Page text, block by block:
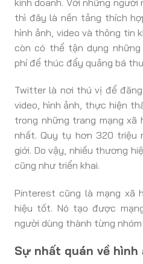
thì đây là nền tảng thích
hình ảnh, video và thông tin
còn có thể tận dụng
phí để thúc đẩy quảng bá
Twitter là nơi thú vị để
video, hình ảnh, thực hiện
trong những trang mạng
nhất. Quy tụ hơn 320 triệu
giới. Do vậy, nhiều thương
cũng như triển khai.
Pinterest cũng là mạng xã
hiệu tốt. Nó tạo được
người dùng thành từng
Sự nhất quán về